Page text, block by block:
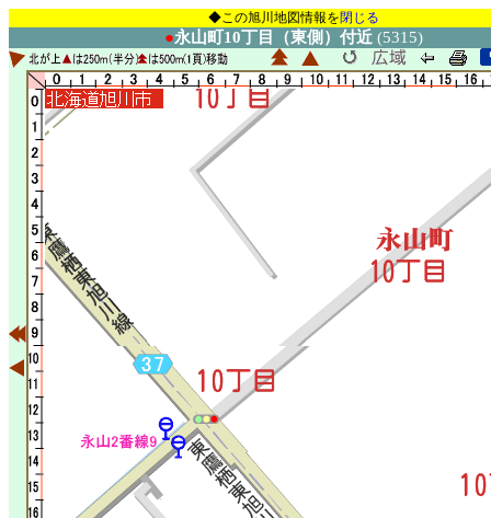
◆この旭川地図情報を閉じる
●永山町10丁目（東側）付近 (5315)